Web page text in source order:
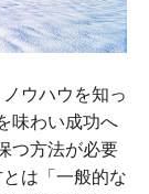
ウハウを知っ
味わい成功へ
つ方法が必要
は「一般的な